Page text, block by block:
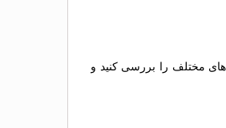
مختلف را بررسی کنید و